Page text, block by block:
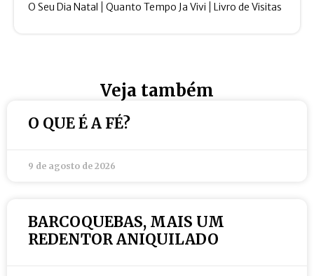
O Seu Dia Natal Quanto Tempo Ja Vivi Livro de Visitas
Veja também
O QUE É A FÉ?
9 de agosto de 2026
BARCOQUEBAS, MAIS UM
REDENTOR ANIQUILADO